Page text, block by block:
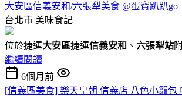
大安區信義安和/六張犁美食 @蛋寶趴趴go
台北市 美味食記
位於捷運大安區捷運信義安和 、 六張犁站
繼續閱讀
6個月前
[信義區美食] 樂天皇朝 信義店 八色小籠包